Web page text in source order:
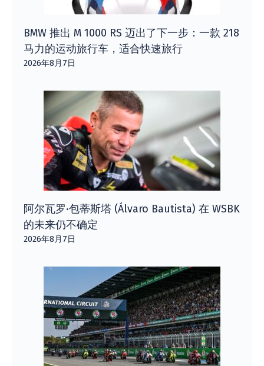
BMW 推出 M 1000 RS 迈出了下一步：一款 218
马力的运动旅行车，适合快速旅行
2026年8月7日
阿尔瓦罗·包蒂斯塔 (Álvaro Bautista) 在 WSBK
的未来仍不确定
2026年8月7日